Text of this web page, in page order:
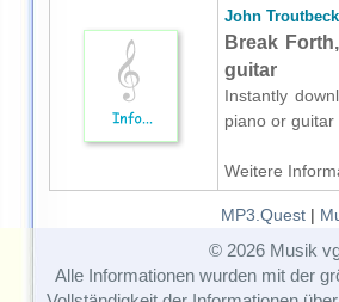
John Troutbeck
Break
guitar
Instantly
piano or
Weitere
MP3.Quest|
© 2026 Musik
Alle Informationen wurden mit der